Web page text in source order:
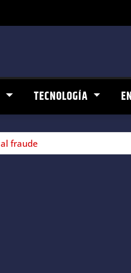
TECNOLOGÍA
fraude